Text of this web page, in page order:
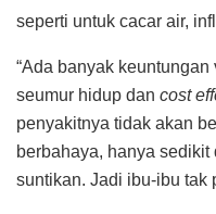
seperti untuk cacar air,
“Ada banyak
seumur hidup dan cost
penyakitnya tidak akan
berbahaya, hanya
suntikan. Jadi ibu-ibu tak